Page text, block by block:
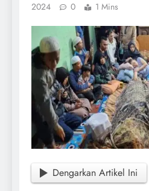
2024
0 1 Mins
Dengarkan Artikel Ini